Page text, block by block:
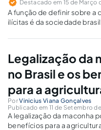
Destacado em 15 de Março
A função de definir sobre a
ilícitas é da sociedade
Legalização da
no Brasil e os
para a
PorVinicius Viana Gonçalves
Publicado em 11 de Setembro
A legalização da maconha
benefícios para a